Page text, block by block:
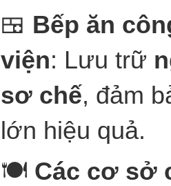
🍱 Bếp ăn
viện: Lưu trữ
sơ chế, đảm
lớn hiệu quả.
🍽️ Các cơ sở